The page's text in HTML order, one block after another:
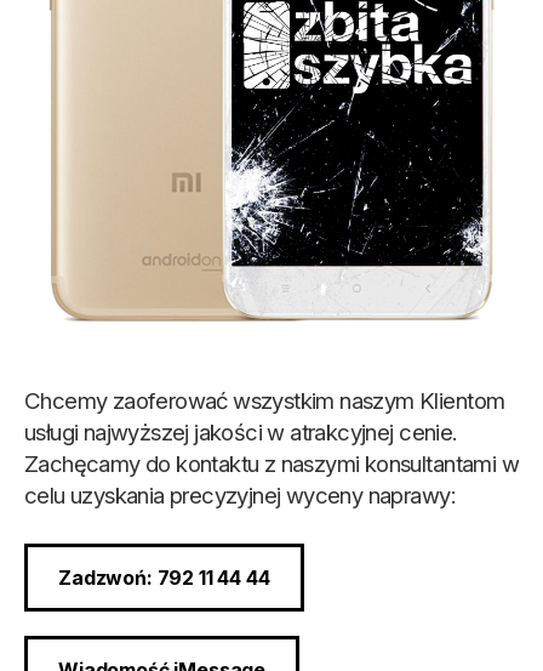
Chcemy zaoferować wszystkim naszym Klientom
usługi najwyższej jakości w atrakcyjnej cenie.
Zachęcamy do kontaktu z naszymi konsultantami w
celu uzyskania precyzyjnej wyceny naprawy:
Zadzwoń: 792 11 44 44